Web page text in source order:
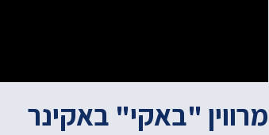
מרווין "באקי" באקינר